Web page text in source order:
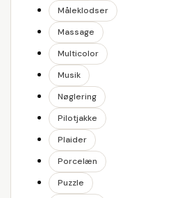
Måleklodser
Massage
Multicolor
Musik
Nøglering
Pilotjakke
Plaider
Porcelæn
Puzzle